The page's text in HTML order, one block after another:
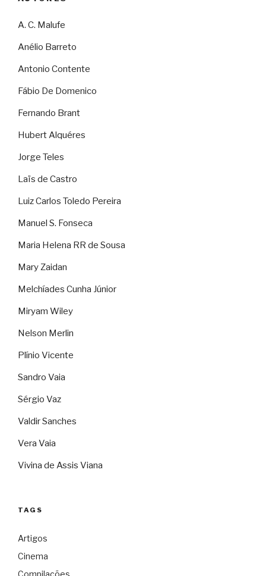
A. C. Malufe
Anélio Barreto
Antonio Contente
Fábio De Domenico
Fernando Brant
Hubert Alquéres
Jorge Teles
Laïs de Castro
Luiz Carlos Toledo Pereira
Manuel S. Fonseca
Maria Helena RR de Sousa
Mary Zaidan
Melchíades Cunha Júnior
Miryam Wiley
Nelson Merlin
Plínio Vicente
Sandro Vaia
Sérgio Vaz
Valdir Sanches
Vera Vaia
Vivina de Assis Viana
TAGS
Artigos
Cinema
Compilações